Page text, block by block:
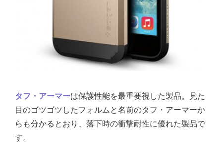
タフ・アーマーは保護性能を最重要視した製品。見た
目のゴツゴツしたフォルムと名前のタフ・アーマーか
らも分かるとおり、落下時の衝撃耐性に優れた製品で
す。